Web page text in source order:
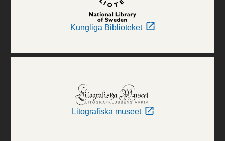
Kungliga Biblioteket
Litografiska museet